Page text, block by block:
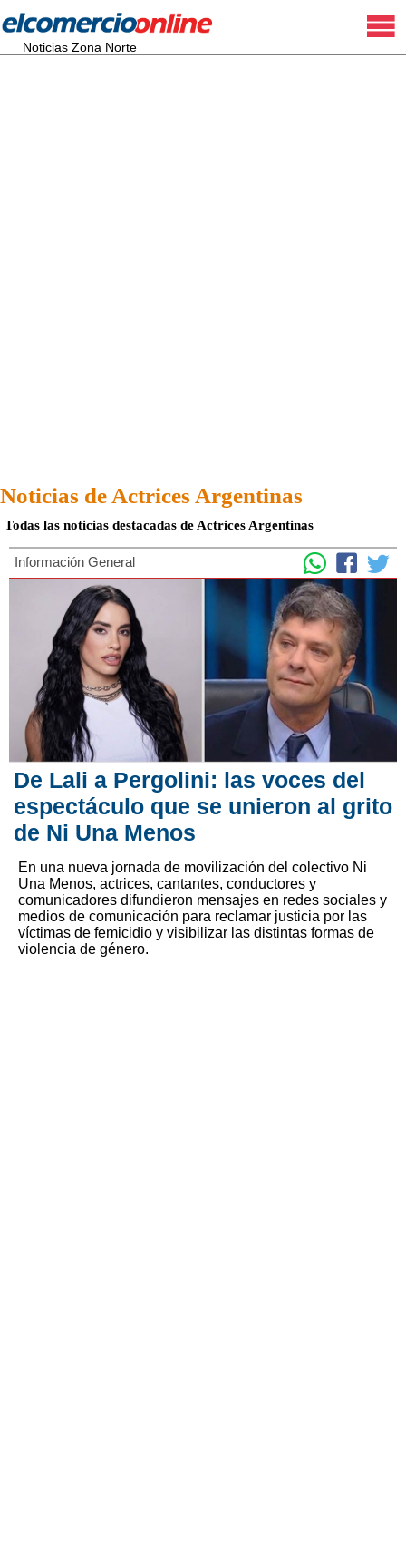
Noticias Zona Norte
Noticias de Actrices Argentinas
Todas las noticias destacadas de Actrices Argentinas
Información General
De Lali a Pergolini: las voces del
espectáculo que se unieron al grito
de Ni Una Menos
En una nueva jornada de movilización del colectivo Ni
Una Menos, actrices, cantantes, conductores y
comunicadores difundieron mensajes en redes sociales y
medios de comunicación para reclamar justicia por las
víctimas de femicidio y visibilizar las distintas formas de
violencia de género.